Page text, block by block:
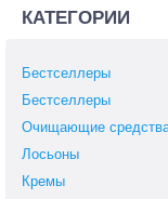
КАТЕГОРИИ
Бестселлеры
Бестселлеры
Очищающие
Лосьоны
Кремы